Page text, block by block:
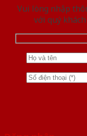
Vui lòng nhập
với quý